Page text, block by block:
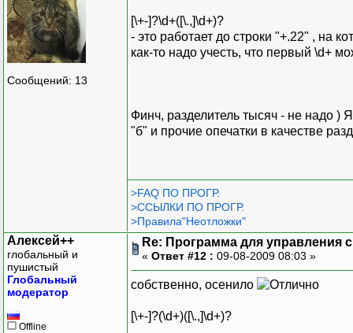
Сообщений: 13
[\+-]?\d+([\.,]\d+)?
- это работает до строки "+.22" , на
как-то надо учесть, что первый \d+
Финч, разделитель тысяч - не надо )
"б" и прочие опечатки в качестве
>FAQ ПО ПРОГР.
>ССЫЛКИ ПО ПРОГР.
>Правила"Неотложки"
Алексей++
глобальный и
пушистый
Глобальный
модератор
Offline
Re: Программа для управления
« Ответ #12 : 09-08-2009 08:03 »
собственно, осенило
[\+-]?(\d+)([\.,]\d+)?